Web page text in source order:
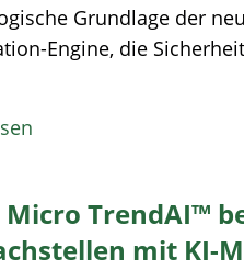
Grundlage der
Engine, die
Micro TrendAI™
mit KI-